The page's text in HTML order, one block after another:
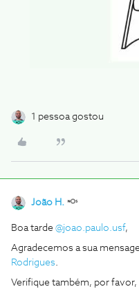
1 pessoa gostou
João H.
Boa tarde ​ @joao.paulo.usf,
Agradecemos a sua
Rodrigues.
Verifique também, por